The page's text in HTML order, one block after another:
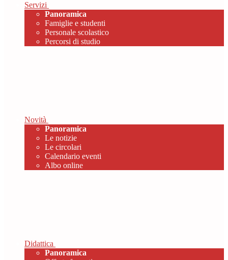
Servizi
Panoramica
Famiglie e studenti
Personale scolastico
Percorsi di studio
Novità
Panoramica
Le notizie
Le circolari
Calendario eventi
Albo online
Didattica
Panoramica